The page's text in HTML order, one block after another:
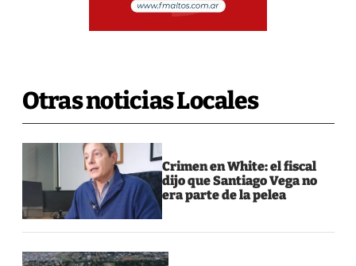
Otras noticias Locales
Crimen en White: el fiscal
dijo que Santiago Vega no
era parte de la pelea